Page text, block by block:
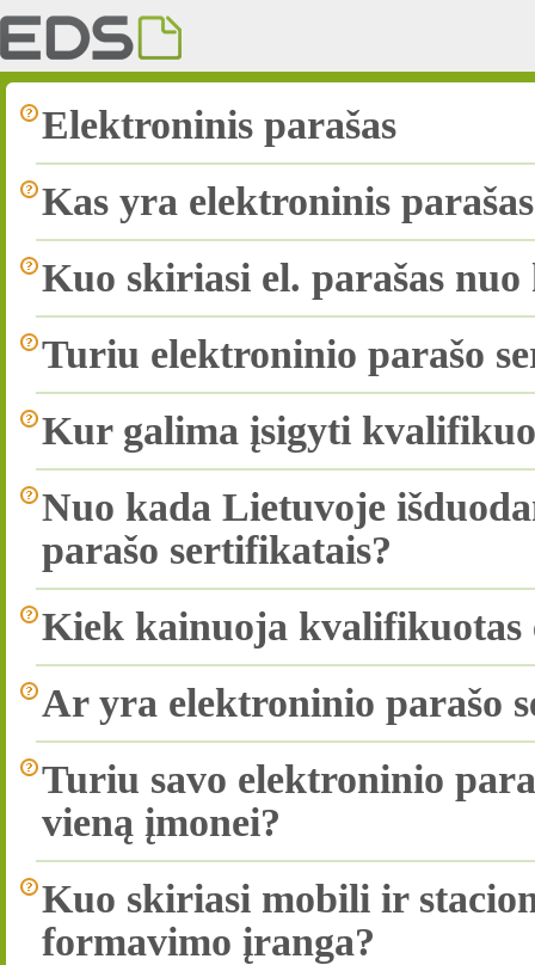
Elektroninis parašas
Kas yra elektroninis
Kuo skiriasi el. parašas
Turiu elektroninio parašo
Kur galima įsigyti
Nuo kada Lietuvoje
parašo sertifikatais?
Kiek kainuoja kvalifikuotas
Ar yra elektroninio parašo
Turiu savo elektroninio
vieną įmonei?
Kuo skiriasi mobili ir
formavimo įranga?